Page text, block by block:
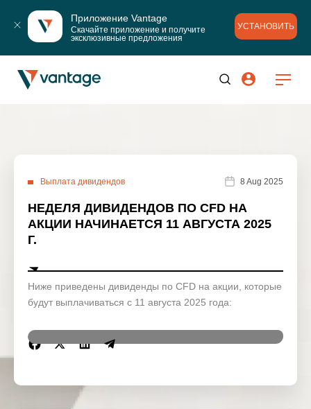
Приложение Vantage
Скачайте приложение и получите
эксклюзивные предложения
УСТАНОВИТЬ
Выплата дивидендов 8 Aug 2025
НЕДЕЛЯ ДИВИДЕНДОВ ПО CFD НА
АКЦИИ НАЧИНАЕТСЯ 11 АВГУСТА 2025
Г.
Ниже приведены дивиденды по CFD на акции, которые
будут выплачиваться с 11 августа 2025 года:
Region
US AAPL Apple Inc. 11 Aug 2025